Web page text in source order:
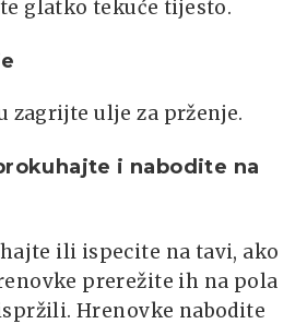
glatko tekuće tijesto.
zagrijte ulje za prženje.
i nabodite na
ili ispecite na tavi, ako
prerežite ih na pola
Hrenovke nabodite